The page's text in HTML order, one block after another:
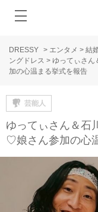
DRESSY > エンタメ > 結
ングドレス > ゆってぃさん
加の心温まる挙式を報告
芸能人
ゆってぃさん＆石
♡娘さん参加の心